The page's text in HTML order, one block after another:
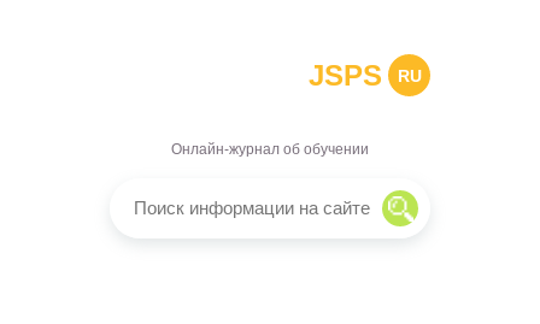
JSPS RU
Онлайн-журнал об обучении